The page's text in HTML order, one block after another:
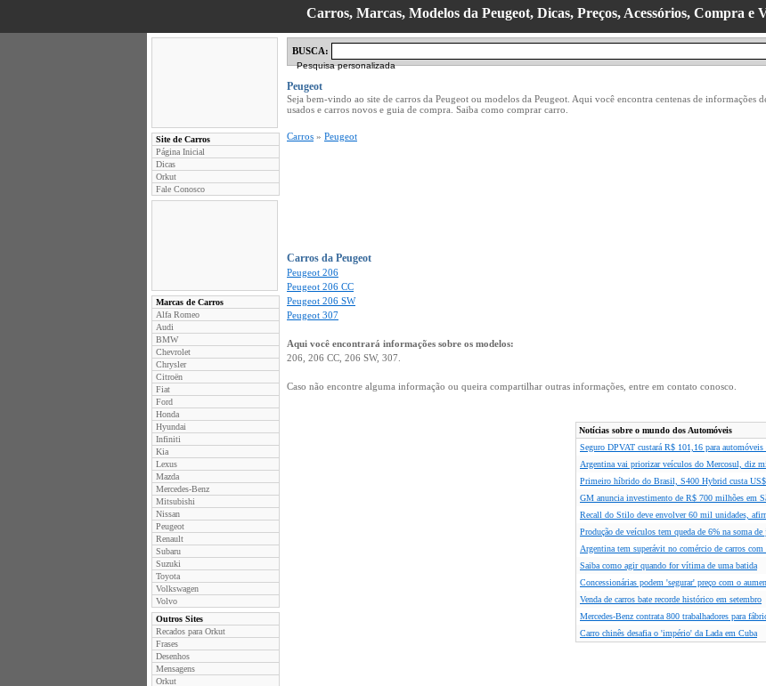
Carros, Marcas, Modelos da Peugeot, Dicas, Preços, Acessórios, Compra e
Site de Carros
Página Inicial
Dicas
Orkut
Fale Conosco
Marcas de Carros
Alfa Romeo
Audi
BMW
Chevrolet
Chrysler
Citroën
Fiat
Ford
Honda
Hyundai
Infiniti
Kia
Lexus
Mazda
Mercedes-Benz
Mitsubishi
Nissan
Peugeot
Renault
Subaru
Suzuki
Toyota
Volkswagen
Volvo
Outros Sites
Recados para Orkut
Frases
Desenhos
Mensagens
Orkut
BUSCA:
Pesquisa personalizada
Peugeot
Seja bem-vindo ao site de carros da Peugeot ou modelos da Peugeot. Aqui você encontra centenas de informações
usados e carros novos e guia de compra. Saiba como comprar carro.
Carros » Peugeot
Carros da Peugeot
Peugeot 206
Peugeot 206 CC
Peugeot 206 SW
Peugeot 307
Aqui você encontrará informações sobre os modelos:
206, 206 CC, 206 SW, 307.
Caso não encontre alguma informação ou queira compartilhar outras informações, entre em contato conosco.
Notícias sobre o mundo dos Automóveis
Seguro DPVAT custará R$ 101,16 para
Argentina vai priorizar veículos do Mercosul, diz
Primeiro híbrido do Brasil, S400 Hybrid custa
GM anuncia investimento de R$ 700 milhões em
Recall do Stilo deve envolver 60 mil unidades,
Produção de veículos tem queda de 6% na soma
Argentina tem superávit no comércio de carros
Saiba como agir quando for vítima de uma batida
Concessionárias podem 'segurar' preço com o
Venda de carros bate recorde histórico em setembro
Mercedes-Benz contrata 800 trabalhadores para
Carro chinês desafia o 'império' da Lada em Cuba